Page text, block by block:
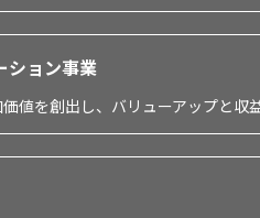
ション事業
値を創出し、バリューアップと収